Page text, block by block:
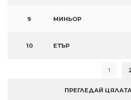
9 МИНЬОР
10 ЕТЪР
1
ПРЕГЛЕДАЙ